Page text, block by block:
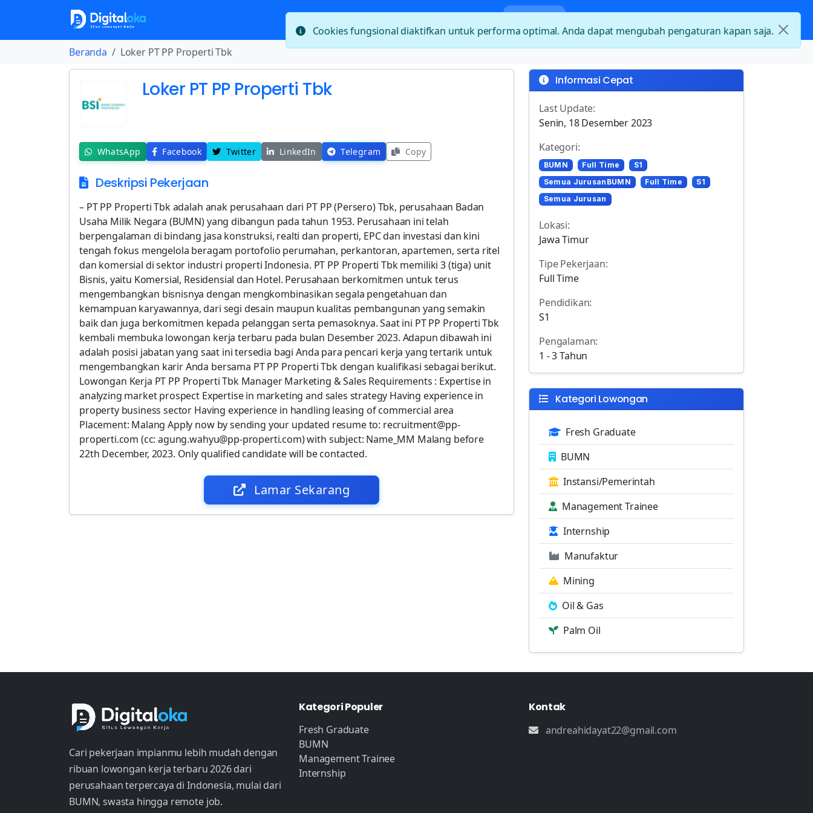
Beranda Loker PT PP Properti Tbk
Loker PT PP Properti Tbk
WhatsApp Facebook Twitter LinkedIn Telegram Copy
Deskripsi Pekerjaan
– PT PP Properti Tbk adalah anak perusahaan dari PT PP (Persero) Tbk, perusahaan Badan
Usaha Milik Negara (BUMN) yang dibangun pada tahun 1953. Perusahaan ini telah
berpengalaman di bindang jasa konstruksi, realti dan properti, EPC dan investasi dan kini
tengah fokus mengelola beragam portofolio perumahan, perkantoran, apartemen, serta ritel
dan komersial di sektor industri properti Indonesia. PT PP Properti Tbk memiliki 3 (tiga) unit
Bisnis, yaitu Komersial, Residensial dan Hotel. Perusahaan berkomitmen untuk terus
mengembangkan bisnisnya dengan mengkombinasikan segala pengetahuan dan
kemampuan karyawannya, dari segi desain maupun kualitas pembangunan yang semakin
baik dan juga berkomitmen kepada pelanggan serta pemasoknya. Saat ini PT PP Properti Tbk
kembali membuka lowongan kerja terbaru pada bulan Desember 2023. Adapun dibawah ini
adalah posisi jabatan yang saat ini tersedia bagi Anda para pencari kerja yang tertarik untuk
mengembangkan karir Anda bersama PT PP Properti Tbk dengan kualifikasi sebagai berikut.
Lowongan Kerja PT PP Properti Tbk Manager Marketing & Sales Requirements : Expertise in
analyzing market prospect Expertise in marketing and sales strategy Having experience in
property business sector Having experience in handling leasing of commercial area
Placement: Malang Apply now by sending your updated resume to: recruitment@pp-
properti.com (cc: agung.wahyu@pp-properti.com) with subject: Name_MM Malang before
22th December, 2023. Only qualified candidate will be contacted.
Lamar Sekarang
Informasi Cepat
Last Update:
Senin, 18 Desember 2023
Kategori:
BUMN Full Time
S1
Semua JurusanBUMN
Full Time
S1
Semua Jurusan
Lokasi:
Jawa Timur
Tipe Pekerjaan:
Full Time
Pendidikan:
S1
Pengalaman:
1 - 3 Tahun
Kategori Lowongan
Fresh Graduate
BUMN
Instansi/Pemerintah
Management Trainee
Internship
Manufaktur
Mining
Oil & Gas
Palm Oil
Cari pekerjaan impianmu lebih mudah dengan
ribuan lowongan kerja terbaru 2026 dari
perusahaan terpercaya di Indonesia, mulai dari
BUMN, swasta hingga remote job.
Kategori Populer
Fresh Graduate
BUMN
Management Trainee
Internship
Kontak
andreahidayat22@gmail.com
Cookies fungsional diaktifkan untuk performa optimal. Anda dapat mengubah pengaturan kapan saja.